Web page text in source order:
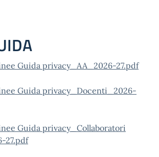
Guida privacy_AA_2026-27.pdf
Guida privacy_Docenti_2026-
Guida privacy_Collaboratori
27.pdf